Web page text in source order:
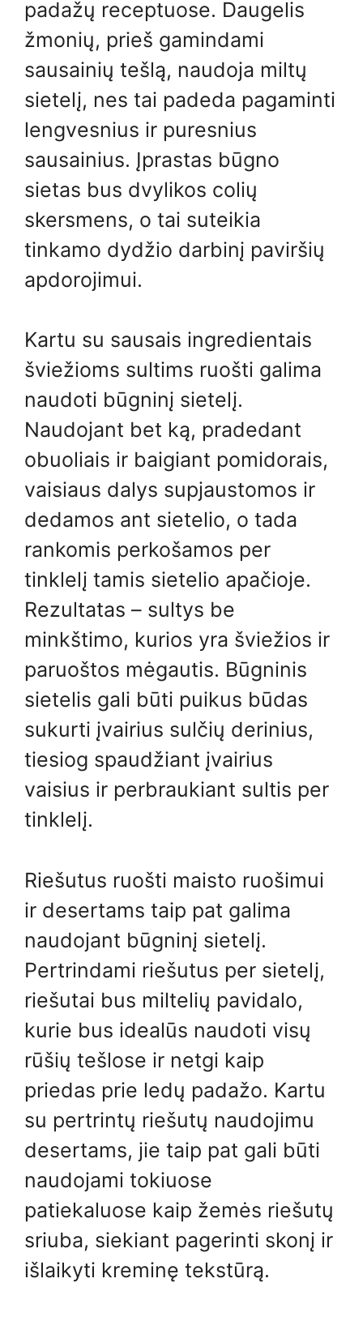
padažų receptuose. Daugelis
žmonių, prieš gamindami
sausainių tešlą, naudoja miltų
sietelį, nes tai padeda pagaminti
lengvesnius ir puresnius
sausainius. Įprastas būgno
sietas bus dvylikos colių
skersmens, o tai suteikia
tinkamo dydžio darbinį paviršių
apdorojimui.
Kartu su sausais ingredientais
šviežioms sultims ruošti galima
naudoti būgninį sietelį.
Naudojant bet ką, pradedant
obuoliais ir baigiant pomidorais,
vaisiaus dalys supjaustomos ir
dedamos ant sietelio, o tada
rankomis perkošamos per
tinklelį tamis sietelio apačioje.
Rezultatas – sultys be
minkštimo, kurios yra šviežios ir
paruoštos mėgautis. Būgninis
sietelis gali būti puikus būdas
sukurti įvairius sulčių derinius,
tiesiog spaudžiant įvairius
vaisius ir perbraukiant sultis per
tinklelį.
Riešutus ruošti maisto ruošimui
ir desertams taip pat galima
naudojant būgninį sietelį.
Pertrindami riešutus per sietelį,
riešutai bus miltelių pavidalo,
kurie bus idealūs naudoti visų
rūšių tešlose ir netgi kaip
priedas prie ledų padažo. Kartu
su pertrintų riešutų naudojimu
desertams, jie taip pat gali būti
naudojami tokiuose
patiekaluose kaip žemės riešutų
sriuba, siekiant pagerinti skonį ir
išlaikyti kreminę tekstūrą.